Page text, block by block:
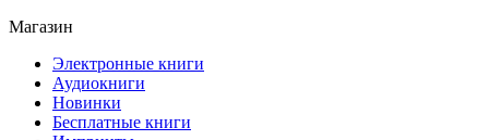
Магазин
Электронные книги
Аудиокниги
Новинки
Бесплатные книги